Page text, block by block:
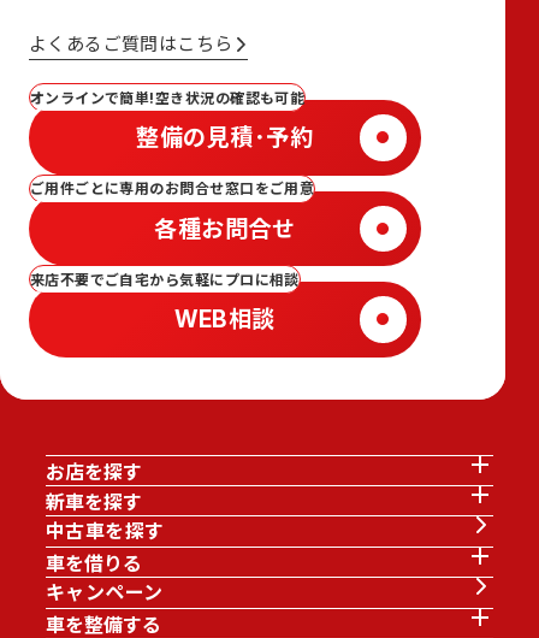
よくあるご質問はこちら
オンラインで簡単!空き状況の確認も可能
整備の見積･予約
ご用件ごとに専用のお問合せ窓口をご用意
各種お問合せ
来店不要でご自宅から気軽にプロに相談
WEB相談
お店を探す
新車を探す
中古車を探す
車を借りる
キャンペーン
車を整備する